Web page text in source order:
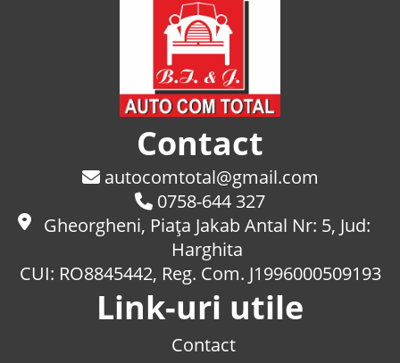
Contact
autocomtotal@gmail.com
0758-644 327
Gheorgheni, Piaţa Jakab Antal Nr: 5, Jud:
Harghita
CUI: RO8845442, Reg. Com. J1996000509193
Link-uri utile
Contact